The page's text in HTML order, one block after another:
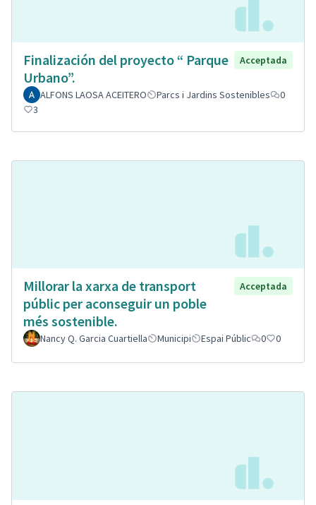
Finalización del proyecto “ Parque
Urbano”.
Acceptada
ALFONS LAOSA ACEITERO Parcs i Jardins Sostenibles
0
3
Millorar la xarxa de transport
públic per aconseguir un poble
més sostenible.
Acceptada
Nancy Q. Garcia Cuartiella Municipi Espai Públic 0 0